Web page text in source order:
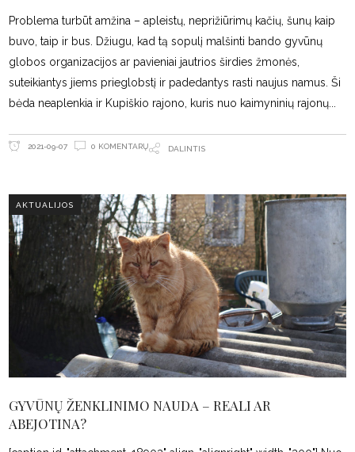
Problema turbūt amžina – apleistų, neprižiūrimų kačių, šunų kaip
buvo, taip ir bus. Džiugu, kad tą sopulį malšinti bando gyvūnų
globos organizacijos ar pavieniai jautrios širdies žmonės,
suteikiantys jiems prieglobstį ir padedantys rasti naujus namus. Ši
bėda neaplenkia ir Kupiškio rajono, kuris nuo kaimyninių rajonų
2021-09-07 0 KOMENTARŲ DALINTIS
AKTUALIJOS
GYVŪNŲ ŽENKLINIMO NAUDA – REALI AR
ABEJOTINA?